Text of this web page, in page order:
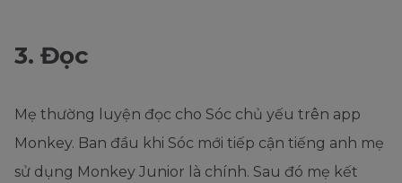
3. Đọc
Mẹ thường luyện đọc cho Sóc chủ yếu trên app
Monkey. Ban đầu khi Sóc mới tiếp cận tiếng anh mẹ
sử dụng Monkey Junior là chính. Sau đó mẹ kết